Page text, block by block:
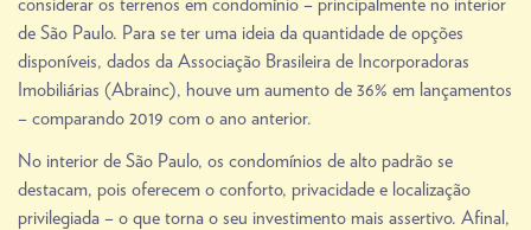
de São Paulo. Para se ter uma ideia da quantidade de opções
disponíveis, dados da Associação Brasileira de Incorporadoras
Imobiliárias (Abrainc), houve um aumento de 36% em lançamentos
– comparando 2019 com o ano anterior.
No interior de São Paulo, os condomínios de alto padrão se
destacam, pois oferecem o conforto, privacidade e localização
privilegiada – o que torna o seu investimento mais assertivo. Afinal,